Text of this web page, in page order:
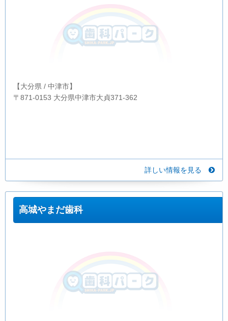
【大分県 / 中津市】
〒871-0153 大分県中津市大貞371-362
詳しい情報を見る
高城やまだ歯科